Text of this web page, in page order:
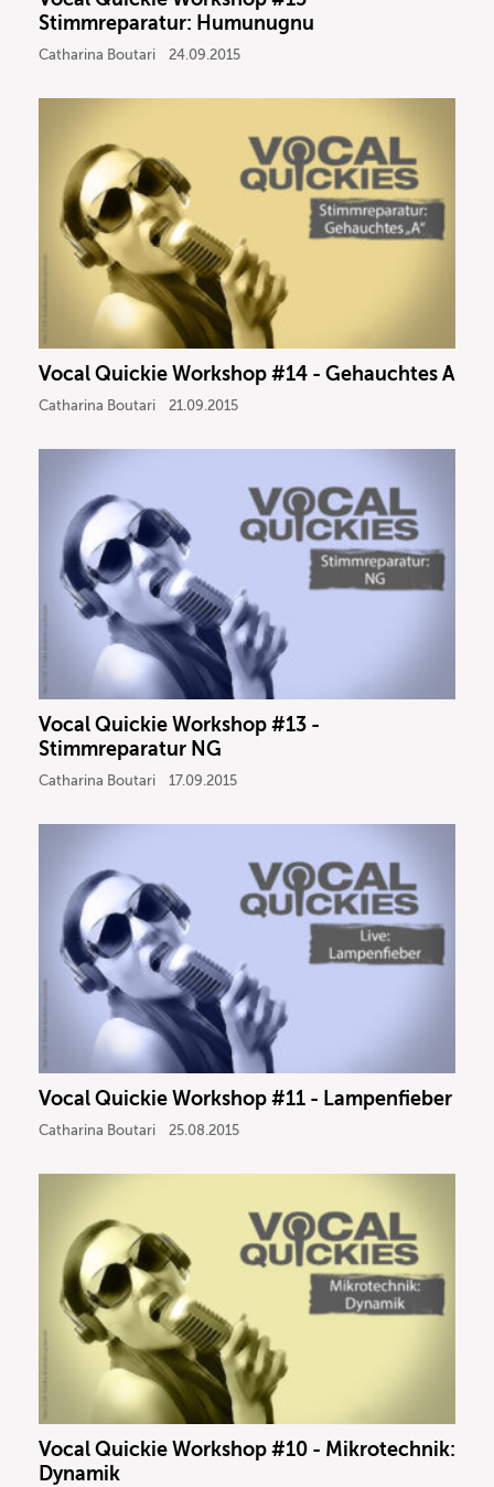
Stimmreparatur: Humunugnu
Catharina Boutari 24.09.2015
Vocal Quickie Workshop #14 - Gehauchtes A
Catharina Boutari 21.09.2015
Vocal Quickie Workshop #13 -
Stimmreparatur NG
Catharina Boutari 17.09.2015
Vocal Quickie Workshop #11 - Lampenfieber
Catharina Boutari 25.08.2015
Vocal Quickie Workshop #10 - Mikrotechnik:
Dynamik